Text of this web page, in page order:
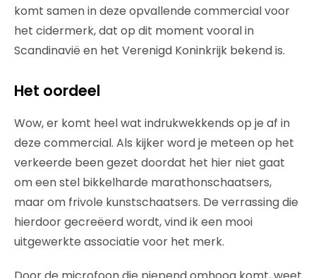
komt samen in deze opvallende commercial voor
het cidermerk, dat op dit moment vooral in
Scandinavië en het Verenigd Koninkrijk bekend is.
Het oordeel
Wow, er komt heel wat indrukwekkends op je af in
deze commercial. Als kijker word je meteen op het
verkeerde been gezet doordat het hier niet gaat
om een stel bikkelharde marathonschaatsers,
maar om frivole kunstschaatsers. De verrassing die
hierdoor gecreëerd wordt, vind ik een mooi
uitgewerkte associatie voor het merk.